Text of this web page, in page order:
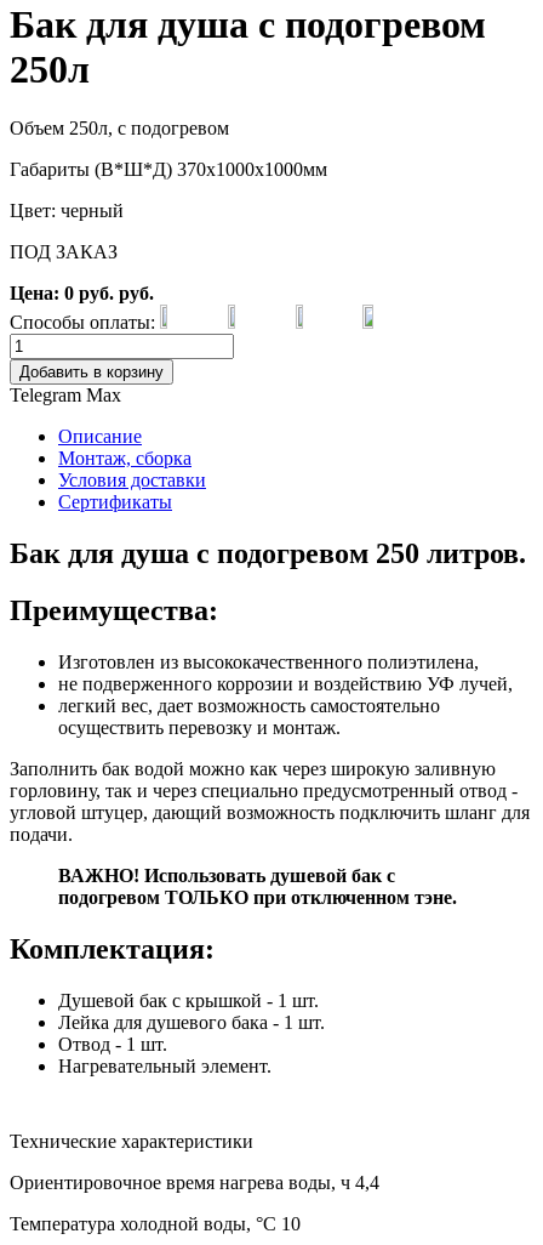
Бак для душа с подогревом
250л
Объем 250л, с подогревом
Габариты (В*Ш*Д) 370х1000х1000мм
Цвет: черный
ПОД ЗАКАЗ
Цена: 0 руб. руб.
Способы оплаты:
Добавить в корзину
Telegram Max
Описание
Монтаж, сборка
Условия доставки
Сертификаты
Бак для душа с подогревом 250 литров.
Преимущества:
Изготовлен из высококачественного полиэтилена,
не подверженного коррозии и воздействию УФ лучей,
легкий вес, дает возможность самостоятельно
осуществить перевозку и монтаж.
Заполнить бак водой можно как через широкую заливную
горловину, так и через специально предусмотренный отвод -
угловой штуцер, дающий возможность подключить шланг для
подачи.
ВАЖНО! Использовать душевой бак с
подогревом ТОЛЬКО при отключенном тэне.
Комплектация:
Душевой бак с крышкой - 1 шт.
Лейка для душевого бака - 1 шт.
Отвод - 1 шт.
Нагревательный элемент.
Технические характеристики
Ориентировочное время нагрева воды, ч 4,4
Температура холодной воды, °C 10